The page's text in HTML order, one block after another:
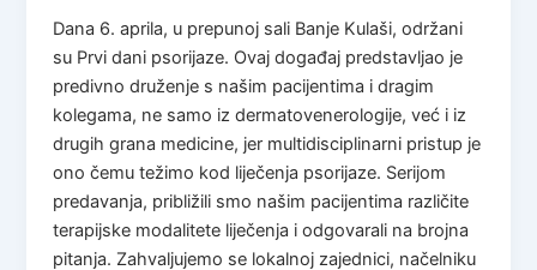
Dana 6. aprila, u prepunoj sali Banje Kulaši, održani
su Prvi dani psorijaze. Ovaj događaj predstavljao je
predivno druženje s našim pacijentima i dragim
kolegama, ne samo iz dermatovenerologije, već i iz
drugih grana medicine, jer multidisciplinarni pristup je
ono čemu težimo kod liječenja psorijaze. Serijom
predavanja, približili smo našim pacijentima različite
terapijske modalitete liječenja i odgovarali na brojna
pitanja. Zahvaljujemo se lokalnoj zajednici, načelniku